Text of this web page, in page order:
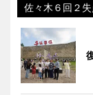
佐々木６回２